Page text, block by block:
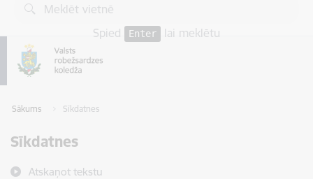
Pāriet uz lapas saturu
Spied
Enter lai meklētu
Sākums Sīkdatnes
Sīkdatnes
Atskaņot tekstu